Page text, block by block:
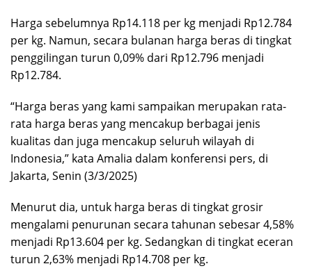
Harga sebelumnya Rp14.118 per kg menjadi Rp12.784
per kg. Namun, secara bulanan harga beras di tingkat
penggilingan turun 0,09% dari Rp12.796 menjadi
Rp12.784.
“Harga beras yang kami sampaikan merupakan rata-
rata harga beras yang mencakup berbagai jenis
kualitas dan juga mencakup seluruh wilayah di
Indonesia,” kata Amalia dalam konferensi pers, di
Jakarta, Senin (3/3/2025)
Menurut dia, untuk harga beras di tingkat grosir
mengalami penurunan secara tahunan sebesar 4,58%
menjadi Rp13.604 per kg. Sedangkan di tingkat eceran
turun 2,63% menjadi Rp14.708 per kg.